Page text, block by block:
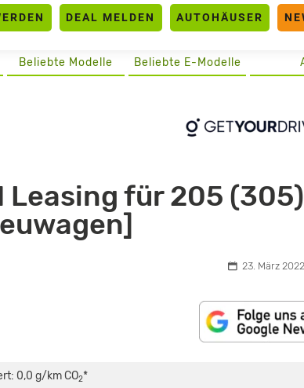
DEAL MELDEN AUTOHÄUSER
Beliebte E-Modelle
Beliebte Modelle
Leasing für 205 (305)
23. März
0,0 g/km CO2*